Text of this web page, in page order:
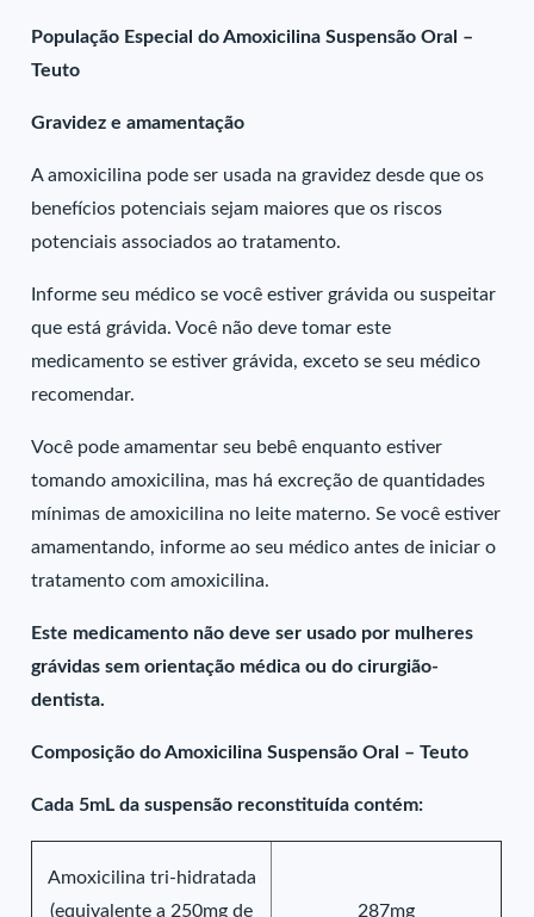
População Especial do Amoxicilina Suspensão Oral –
Teuto
Gravidez e amamentação
A amoxicilina pode ser usada na gravidez desde que os
benefícios potenciais sejam maiores que os riscos
potenciais associados ao tratamento.
Informe seu médico se você estiver grávida ou suspeitar
que está grávida. Você não deve tomar este
medicamento se estiver grávida, exceto se seu médico
recomendar.
Você pode amamentar seu bebê enquanto estiver
tomando amoxicilina, mas há excreção de quantidades
mínimas de amoxicilina no leite materno. Se você estiver
amamentando, informe ao seu médico antes de iniciar o
tratamento com amoxicilina.
Este medicamento não deve ser usado por mulheres
grávidas sem orientação médica ou do cirurgião-
dentista.
Composição do Amoxicilina Suspensão Oral – Teuto
Cada 5mL da suspensão reconstituída contém:
Amoxicilina tri-hidratada
(equivalente a 250mg de
287mg